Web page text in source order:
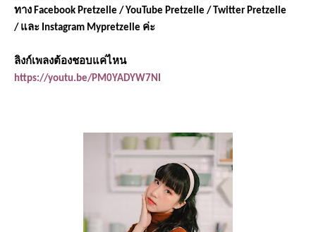
ทาง Facebook Pretzelle / YouTube Pretzelle / Twitter Pretzelle
/ และ Instagram Mypretzelle ค่ะ
ลิงก์เพลงต้องชอบแค่ไหน
https://youtu.be/PM0YADYW7NI